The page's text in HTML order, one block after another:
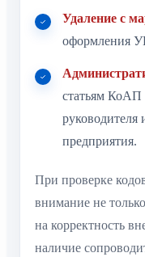
Удаление с
оформления
статьям КоАП
руководителя
предприятия.
При проверке
внимание не
на корректность
наличие